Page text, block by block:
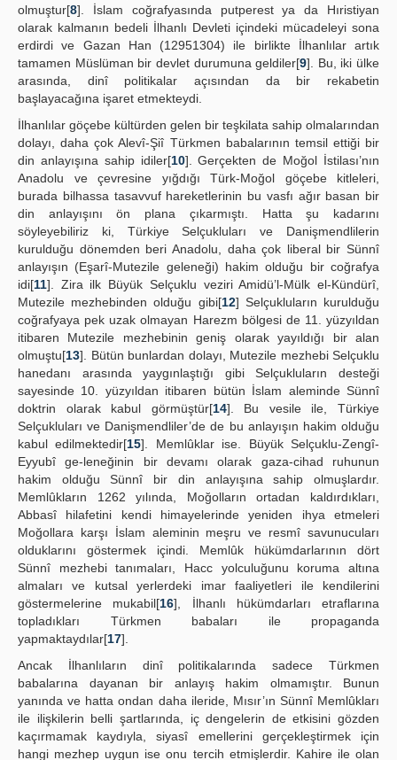
olmuştur[8]. İslam coğrafyasında putperest ya da Hıristiyan
olarak kalmanın bedeli İlhanlı Devleti içindeki mücadeleyi sona
erdirdi ve Gazan Han (12951304) ile birlikte İlhanlılar artık
tamamen Müslüman bir devlet durumuna geldiler[9]. Bu, iki ülke
arasında, dinî politikalar açısından da bir rekabetin
başlayacağına işaret etmekteydi.
İlhanlılar göçebe kültürden gelen bir teşkilata sahip olmalarından
dolayı, daha çok Alevî-Şiî Türkmen babalarının temsil ettiği bir
din anlayışına sahip idiler[10]. Gerçekten de Moğol İstilası’nın
Anadolu ve çevresine yığdığı Türk-Moğol göçebe kitleleri,
burada bilhassa tasavvuf hareketlerinin bu vasfı ağır basan bir
din anlayışını ön plana çıkarmıştı. Hatta şu kadarını
söyleyebiliriz ki, Türkiye Selçukluları ve Danişmendlilerin
kurulduğu dönemden beri Anadolu, daha çok liberal bir Sünnî
anlayışın (Eşarî-Mutezile geleneği) hakim olduğu bir coğrafya
idi[11]. Zira ilk Büyük Selçuklu veziri Amidü’l-Mülk el-Kündürî,
Mutezile mezhebinden olduğu gibi[12] Selçukluların kurulduğu
coğrafyaya pek uzak olmayan Harezm bölgesi de 11. yüzyıldan
itibaren Mutezile mezhebinin geniş olarak yayıldığı bir alan
olmuştu[13]. Bütün bunlardan dolayı, Mutezile mezhebi Selçuklu
hanedanı arasında yaygınlaştığı gibi Selçukluların desteği
sayesinde 10. yüzyıldan itibaren bütün İslam aleminde Sünnî
doktrin olarak kabul görmüştür[14]. Bu vesile ile, Türkiye
Selçukluları ve Danişmendliler’de de bu anlayışın hakim olduğu
kabul edilmektedir[15]. Memlûklar ise. Büyük Selçuklu-Zengî-
Eyyubî ge-leneğinin bir devamı olarak gaza-cihad ruhunun
hakim olduğu Sünnî bir din anlayışına sahip olmuşlardır.
Memlûkların 1262 yılında, Moğolların ortadan kaldırdıkları,
Abbasî hilafetini kendi himayelerinde yeniden ihya etmeleri
Moğollara karşı İslam aleminin meşru ve resmî savunucuları
olduklarını göstermek içindi. Memlûk hükümdarlarının dört
Sünnî mezhebi tanımaları, Hacc yolculuğunu koruma altına
almaları ve kutsal yerlerdeki imar faaliyetleri ile kendilerini
göstermelerine mukabil[16], İlhanlı hükümdarları etraflarına
topladıkları Türkmen babaları ile propaganda
yapmaktaydılar[17].
Ancak İlhanlıların dinî politikalarında sadece Türkmen
babalarına dayanan bir anlayış hakim olmamıştır. Bunun
yanında ve hatta ondan daha ileride, Mısır’ın Sünnî Memlûkları
ile ilişkilerin belli şartlarında, iç dengelerin de etkisini gözden
kaçırmamak kaydıyla, siyasî emellerini gerçekleştirmek için
hangi mezhep uygun ise onu tercih etmişlerdir. Kahire ile olan